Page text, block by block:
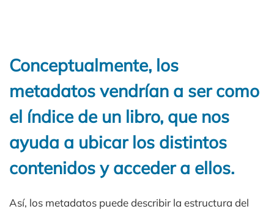
Conceptualmente, los
metadatos vendrían a ser como
el índice de un libro, que nos
ayuda a ubicar los distintos
contenidos y acceder a ellos.
Así, los metadatos puede describir la estructura del